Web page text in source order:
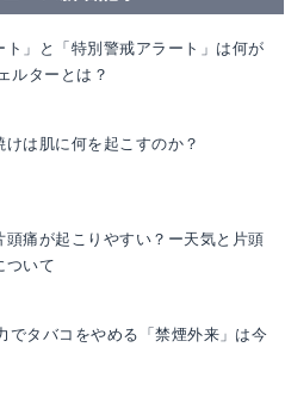
ト」と「特別警戒アラート」は何が
ルターとは？
は肌に何を起こすのか？
頭痛が起こりやすい？ー天気と片頭
ついて
でタバコをやめる「禁煙外来」は今